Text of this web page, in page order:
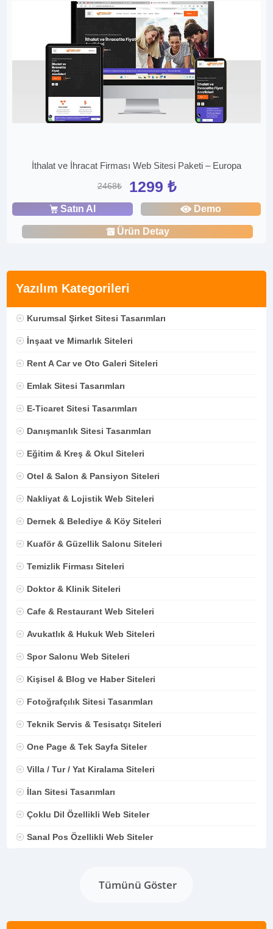
Yazılım Kategorileri
Kurumsal Şirket Sitesi Tasarımları
İnşaat ve Mimarlık Siteleri
Rent A Car ve Oto Galeri Siteleri
Emlak Sitesi Tasarımları
E-Ticaret Sitesi Tasarımları
Danışmanlık Sitesi Tasarımları
Eğitim & Kreş & Okul Siteleri
Otel & Salon & Pansiyon Siteleri
Nakliyat & Lojistik Web Siteleri
Dernek & Belediye & Köy Siteleri
Kuaför & Güzellik Salonu Siteleri
Temizlik Firması Siteleri
Doktor & Klinik Siteleri
Cafe & Restaurant Web Siteleri
Avukatlık & Hukuk Web Siteleri
Spor Salonu Web Siteleri
Kişisel & Blog ve Haber Siteleri
Fotoğrafçılık Sitesi Tasarımları
Teknik Servis & Tesisatçı Siteleri
One Page & Tek Sayfa Siteler
Villa / Tur / Yat Kiralama Siteleri
İlan Sitesi Tasarımları
Çoklu Dil Özellikli Web Siteler
Sanal Pos Özellikli Web Siteler
Tümünü Göster
İthalat ve İhracat Firması Web Sitesi Paketi – Europa
2468₺ 1299 ₺
Satın Al Demo
Ürün Detay